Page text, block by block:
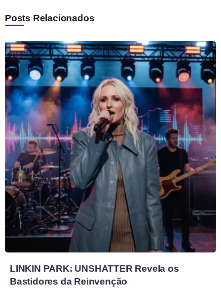
Posts Relacionados
LINKIN PARK: UNSHATTER Revela os
Bastidores da Reinvenção